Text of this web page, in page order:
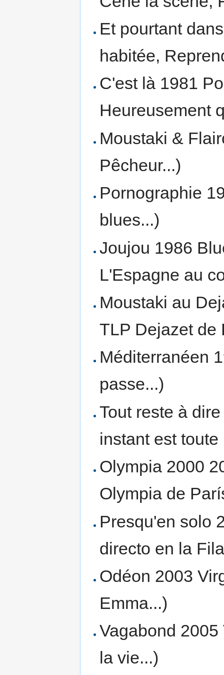
Et pourtant
habitée,
C'est là 1981
Heureusement
Moustaki &
Pêcheur...)
Pornographie
blues...)
Joujou 1986
L'Espagne au
Moustaki au
TLP Dejazet de
Méditerranéen
passe...)
Tout reste à
instant est
Olympia 2000
Olympia de
Presqu'en solo
directo en la
Odéon 2003
Emma...)
Vagabond
la vie...)